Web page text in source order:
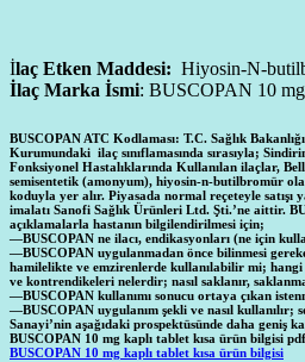
İlaç Etken Maddesi: Hiyosin-N-
İlaç Marka İsmi: BUSCOPAN 10 mg
BUSCOPAN ATC Kodlaması: T.C. Sağlık
Kurumundaki ilaç sınıflamasında sırasıyla;
Fonksiyonel Hastalıklarında Kullanılan ilaçlar,
semisentetik (amonyum), hiyosin-n-butilbromür
koduyla yer alır. Piyasada normal reçeteyle satışı
imalatı Sanofi Sağlık Ürünleri Ltd. Şti.’ne aittir.
açıklamalarla hastanın bilgilendirilmesi için;
—BUSCOPAN ne ilacı, endikasyonları (ne için
—BUSCOPAN uygulanmadan önce bilinmesi
hamilelikte ve emzirenlerde kullanılabilir mi;
ve kontrendikeleri nelerdir; nasıl saklanır,
—BUSCOPAN kullanımı sonucu ortaya çıkan
—BUSCOPAN uygulanım şekli ve nasıl kullanılır;
Sanayi’nin aşağıdaki prospektüsünde daha geniş
BUSCOPAN 10 mg kaplı tablet kısa ürün bilgisi
BUSCOPAN 10 mg kaplı tablet kısa ürün bilgisi